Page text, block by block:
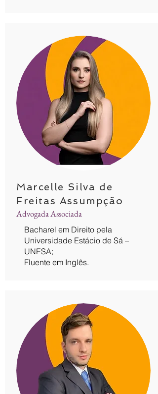
Marcelle Silva de
Freitas Assumpção
Advogada Associada
Bacharel em Direito pela
Universidade Estácio de Sá –
UNESA;
Fluente em Inglês.